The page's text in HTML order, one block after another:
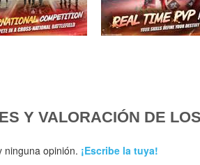
Y VALORACIÓN DE
ninguna opinión. ¡Escribe la tuya!